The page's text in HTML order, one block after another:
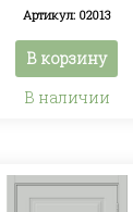
Артикул: 02013
В корзину
В наличии